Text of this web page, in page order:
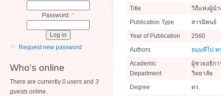
Password: *
Request new password
Who's online
There are currently 0 users and 3
guests online.
Title
วิถีแห่งผู้นำ
Publication Type
สารนิพนธ์
Year of Publication
2560
Authors
ธมฺมทีโป พ
Academic
Department
ผู้ช่วยอธิก
วิทยาลัย
Degree
ดร.